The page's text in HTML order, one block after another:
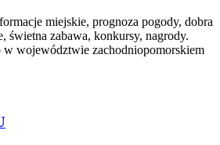
miejskie, prognoza pogody, dobra
świetna zabawa, konkursy, nagrody.
w województwie zachodniopomorskiem